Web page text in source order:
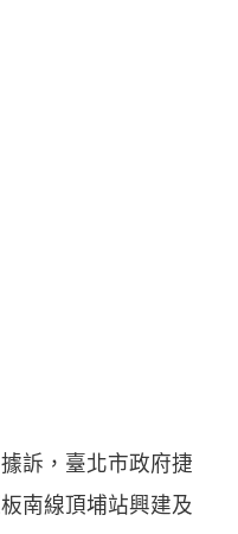
訴，臺北市政府捷
南線頂埔站興建及